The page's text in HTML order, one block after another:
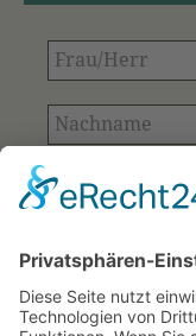
Frau/Herr
Nachname
E-
Mail-
*
Ihre
werden
Newsletters